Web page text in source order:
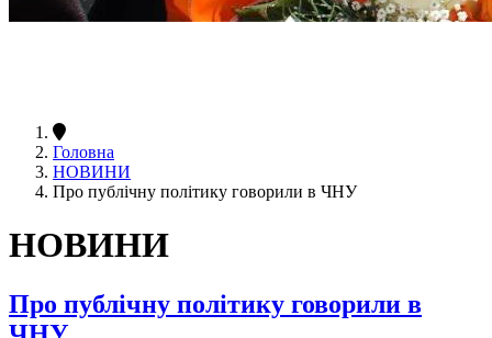
Головна
НОВИНИ
Про публічну політику говорили в ЧНУ
НОВИНИ
Про публічну політику говорили в